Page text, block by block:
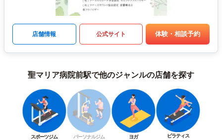
店舗情報 公式サイト 体験・相談予約
聖マリア病院前駅で他のジャンルの店舗を探す
スポーツジム パーソナルジム ヨガ ピラティス